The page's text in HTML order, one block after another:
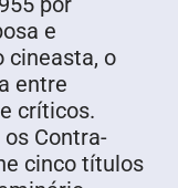
e
cineasta, o
entre
críticos.
Contra-
cinco títulos